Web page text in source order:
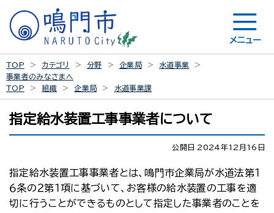
メニュー
TOP カテゴリ 分野 企業局
水道事業
事業者のみなさまへ
TOP
組織 企業局 水道事業課
指定給水装置工事事業者について
公開日 2024年12月16日
指定給水装置工事事業者とは、鳴門市企業局が水道法第１
６条の２第１項に基づいて、お客様の給水装置の工事を適
切に行うことができるものとして指定した事業者のことを